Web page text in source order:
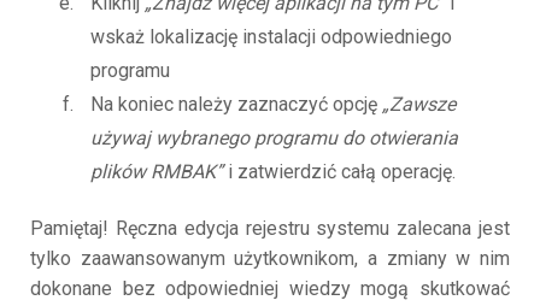
wskaż lokalizację instalacji odpowiedniego
programu
Na koniec należy zaznaczyć opcję „Zawsze
używaj wybranego programu do otwierania
plików RMBAK”i zatwierdzić całą operację.
Pamiętaj! Ręczna edycja rejestru systemu zalecana jest
tylko zaawansowanym użytkownikom, a zmiany w nim
dokonane bez odpowiedniej wiedzy mogą skutkować